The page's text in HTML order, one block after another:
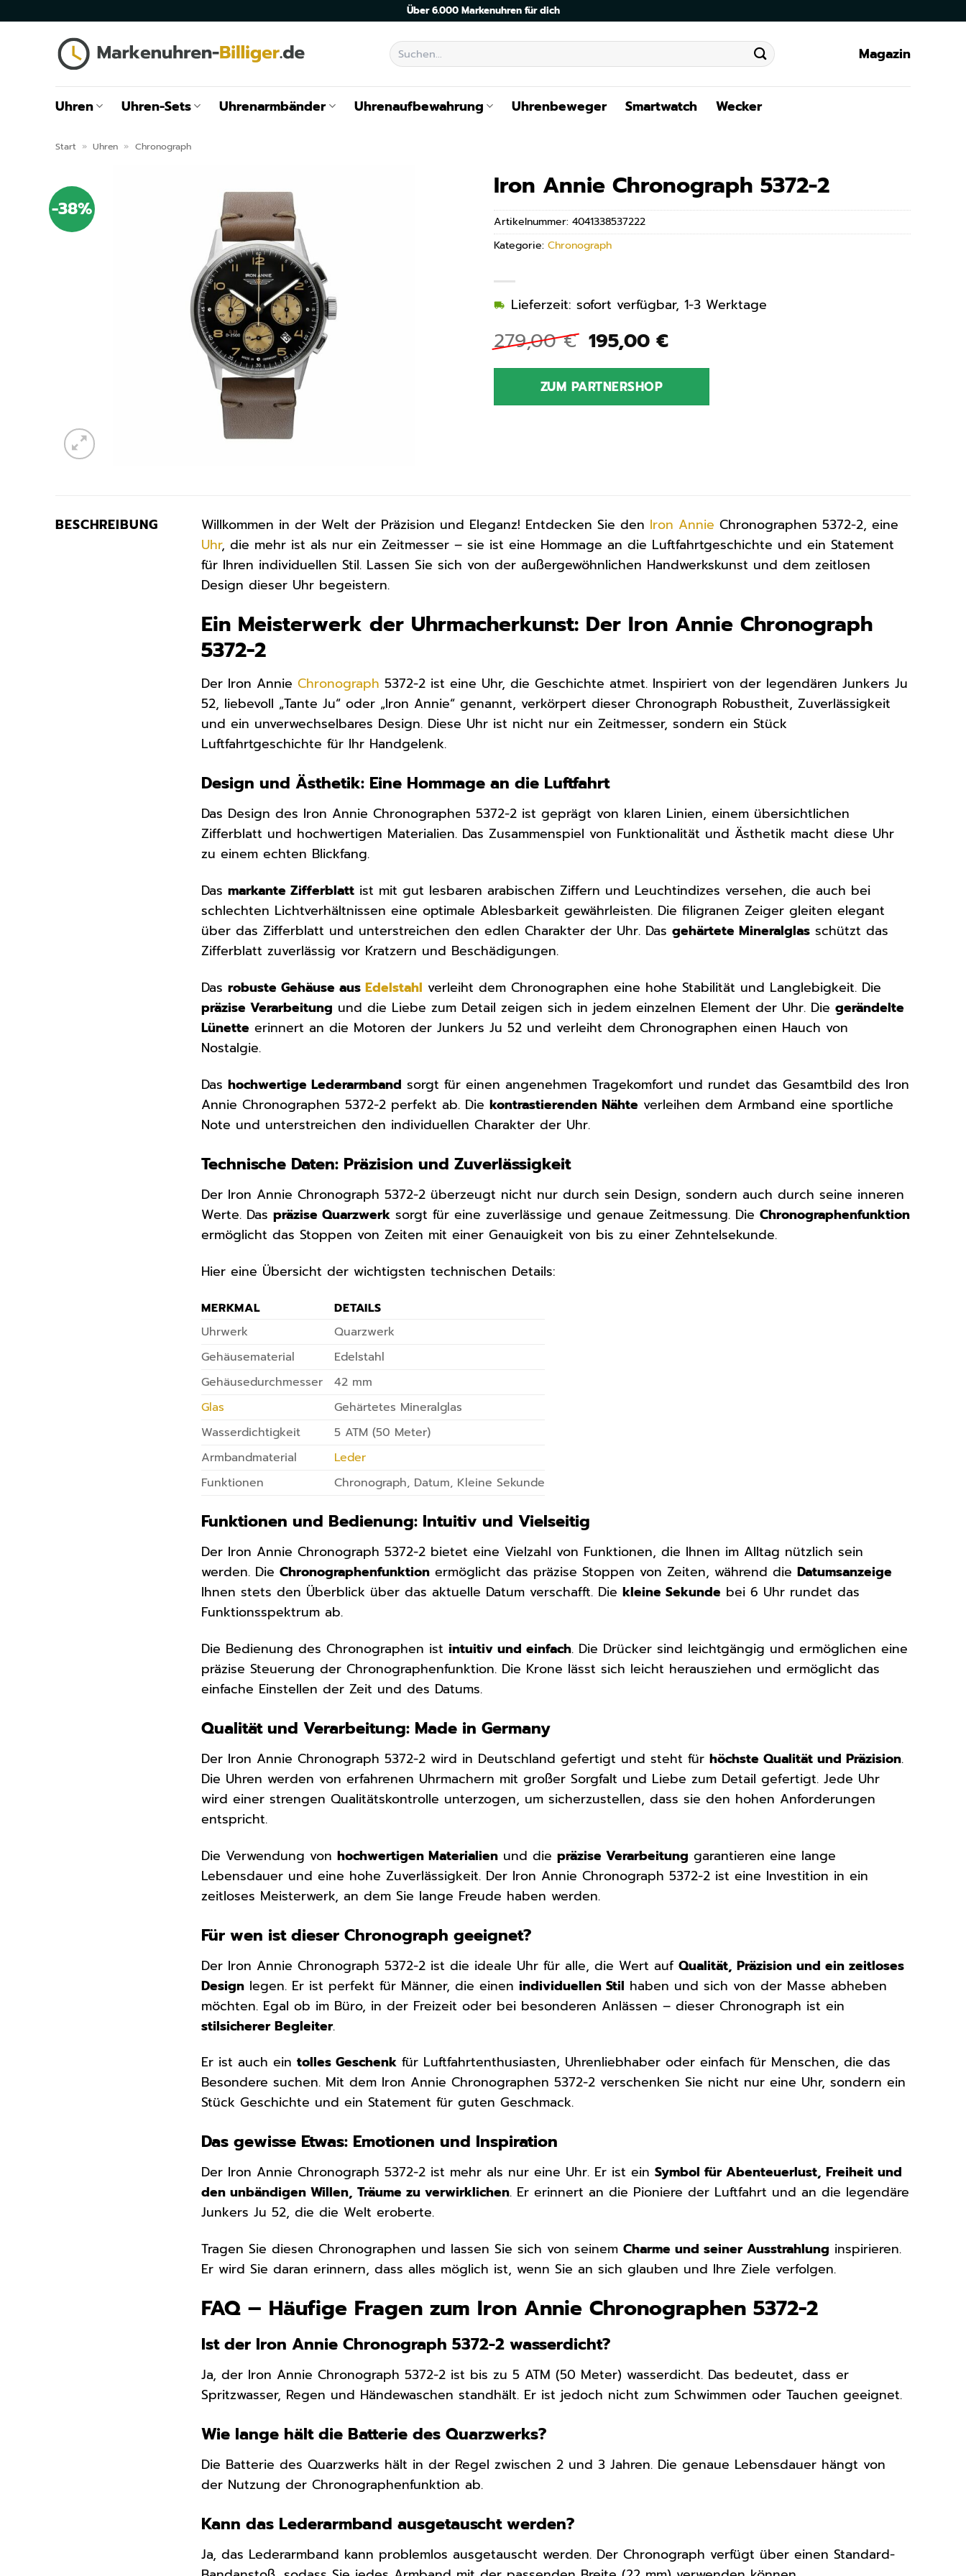
Über 6.000 Markenuhren für dich
Suchen
nach:
Magazin
Uhren Uhren-Sets Uhrenarmbänder Uhrenaufbewahrung Uhrenbeweger Smartwatch Wecker
Start » Uhren » Chronograph
-38%
Iron Annie Chronograph 5372-2
279,00€ Ursprünglicher
Preis
war:
279,00 €
195,00 €Aktueller
ist:
Lieferzeit: sofort verfügbar, 1-3 Werktage
ZUM PARTNERSHOP
Artikelnummer: 4041338537222
Kategorie: Chronograph
BESCHREIBUNG Willkommen in der Welt der Präzision und Eleganz! Entdecken Sie den Iron Annie Chronographen 5372-2, eine
Uhr, die mehr ist als nur ein Zeitmesser – sie ist eine Hommage an die Luftfahrtgeschichte und ein Statement
für Ihren individuellen Stil. Lassen Sie sich von der außergewöhnlichen Handwerkskunst und dem zeitlosen
Design dieser Uhr begeistern.
Ein Meisterwerk der Uhrmacherkunst: Der Iron Annie Chronograph
5372-2
Der Iron AnnieChronograph 5372-2 ist eine Uhr, die Geschichte atmet. Inspiriert von der legendären Junkers Ju
52, liebevoll „Tante Ju“ oder „Iron Annie“ genannt, verkörpert dieser Chronograph Robustheit, Zuverlässigkeit
und ein unverwechselbares Design. Diese Uhr ist nicht nur ein Zeitmesser, sondern ein Stück
Luftfahrtgeschichte für Ihr Handgelenk.
Design und Ästhetik: Eine Hommage an die Luftfahrt
Das Design des Iron Annie Chronographen 5372-2 ist geprägt von klaren Linien, einem übersichtlichen
Zifferblatt und hochwertigen Materialien. Das Zusammenspiel von Funktionalität und Ästhetik macht diese Uhr
zu einem echten Blickfang.
Dasmarkante Zifferblatt ist mit gut lesbaren arabischen Ziffern und Leuchtindizes versehen, die auch bei
schlechten Lichtverhältnissen eine optimale Ablesbarkeit gewährleisten. Die filigranen Zeiger gleiten elegant
über das Zifferblatt und unterstreichen den edlen Charakter der Uhr. Dasgehärtete Mineralglas schützt das
Zifferblatt zuverlässig vor Kratzern und Beschädigungen.
Dasrobuste Gehäuse ausEdelstahl verleiht dem Chronographen eine hohe Stabilität und Langlebigkeit. Die
präzise Verarbeitung und die Liebe zum Detail zeigen sich in jedem einzelnen Element der Uhr. Diegerändelte
Lünette erinnert an die Motoren der Junkers Ju 52 und verleiht dem Chronographen einen Hauch von
Nostalgie.
Dashochwertige Lederarmband sorgt für einen angenehmen Tragekomfort und rundet das Gesamtbild des Iron
Annie Chronographen 5372-2 perfekt ab. Diekontrastierenden Nähte verleihen dem Armband eine sportliche
Note und unterstreichen den individuellen Charakter der Uhr.
Technische Daten: Präzision und Zuverlässigkeit
Der Iron Annie Chronograph 5372-2 überzeugt nicht nur durch sein Design, sondern auch durch seine inneren
Werte. Daspräzise Quarzwerk sorgt für eine zuverlässige und genaue Zeitmessung. DieChronographenfunktion
ermöglicht das Stoppen von Zeiten mit einer Genauigkeit von bis zu einer Zehntelsekunde.
Hier eine Übersicht der wichtigsten technischen Details:
MERKMAL
DETAILS
Uhrwerk
Quarzwerk
Gehäusematerial
Edelstahl
Gehäusedurchmesser
42 mm
Glas
Gehärtetes Mineralglas
Wasserdichtigkeit
5 ATM (50 Meter)
Armbandmaterial
Leder
Funktionen
Chronograph, Datum, Kleine Sekunde
Funktionen und Bedienung: Intuitiv und Vielseitig
Der Iron Annie Chronograph 5372-2 bietet eine Vielzahl von Funktionen, die Ihnen im Alltag nützlich sein
werden. DieChronographenfunktion ermöglicht das präzise Stoppen von Zeiten, während dieDatumsanzeige
Ihnen stets den Überblick über das aktuelle Datum verschafft. Diekleine Sekunde bei 6 Uhr rundet das
Funktionsspektrum ab.
Die Bedienung des Chronographen istintuitiv und einfach. Die Drücker sind leichtgängig und ermöglichen eine
präzise Steuerung der Chronographenfunktion. Die Krone lässt sich leicht herausziehen und ermöglicht das
einfache Einstellen der Zeit und des Datums.
Qualität und Verarbeitung: Made in Germany
Der Iron Annie Chronograph 5372-2 wird in Deutschland gefertigt und steht fürhöchste Qualität und Präzision.
Die Uhren werden von erfahrenen Uhrmachern mit großer Sorgfalt und Liebe zum Detail gefertigt. Jede Uhr
wird einer strengen Qualitätskontrolle unterzogen, um sicherzustellen, dass sie den hohen Anforderungen
entspricht.
Die Verwendung vonhochwertigen Materialien und diepräzise Verarbeitung garantieren eine lange
Lebensdauer und eine hohe Zuverlässigkeit. Der Iron Annie Chronograph 5372-2 ist eine Investition in ein
zeitloses Meisterwerk, an dem Sie lange Freude haben werden.
Für wen ist dieser Chronograph geeignet?
Der Iron Annie Chronograph 5372-2 ist die ideale Uhr für alle, die Wert aufQualität, Präzision und ein zeitloses
Design legen. Er ist perfekt für Männer, die einenindividuellen Stil haben und sich von der Masse abheben
möchten. Egal ob im Büro, in der Freizeit oder bei besonderen Anlässen – dieser Chronograph ist ein
stilsicherer Begleiter.
Er ist auch eintolles Geschenk für Luftfahrtenthusiasten, Uhrenliebhaber oder einfach für Menschen, die das
Besondere suchen. Mit dem Iron Annie Chronographen 5372-2 verschenken Sie nicht nur eine Uhr, sondern ein
Stück Geschichte und ein Statement für guten Geschmack.
Das gewisse Etwas: Emotionen und Inspiration
Der Iron Annie Chronograph 5372-2 ist mehr als nur eine Uhr. Er ist einSymbol für Abenteuerlust, Freiheit und
den unbändigen Willen, Träume zu verwirklichen. Er erinnert an die Pioniere der Luftfahrt und an die legendäre
Junkers Ju 52, die die Welt eroberte.
Tragen Sie diesen Chronographen und lassen Sie sich von seinemCharme und seiner Ausstrahlung inspirieren.
Er wird Sie daran erinnern, dass alles möglich ist, wenn Sie an sich glauben und Ihre Ziele verfolgen.
FAQ – Häufige Fragen zum Iron Annie Chronographen 5372-2
Ist der Iron Annie Chronograph 5372-2 wasserdicht?
Ja, der Iron Annie Chronograph 5372-2 ist bis zu 5 ATM (50 Meter) wasserdicht. Das bedeutet, dass er
Spritzwasser, Regen und Händewaschen standhält. Er ist jedoch nicht zum Schwimmen oder Tauchen geeignet.
Wie lange hält die Batterie des Quarzwerks?
Die Batterie des Quarzwerks hält in der Regel zwischen 2 und 3 Jahren. Die genaue Lebensdauer hängt von
der Nutzung der Chronographenfunktion ab.
Kann das Lederarmband ausgetauscht werden?
Ja, das Lederarmband kann problemlos ausgetauscht werden. Der Chronograph verfügt über einen Standard-